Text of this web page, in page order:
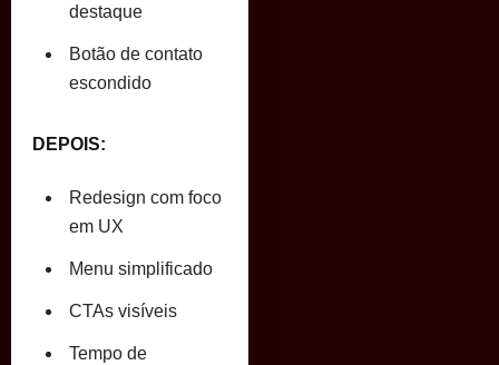
destaque
Botão de contato
escondido
DEPOIS:
Redesign com foco
em UX
Menu simplificado
CTAs visíveis
Tempo de